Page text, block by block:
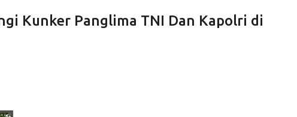
Kunker Panglima TNI Dan Kapolri di